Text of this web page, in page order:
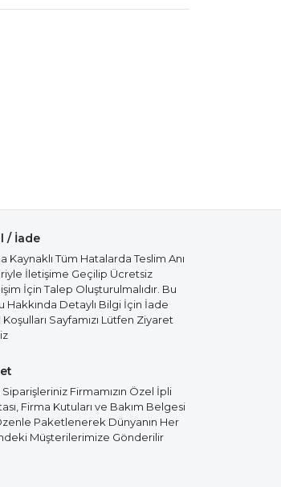
/ İade
Kaynaklı Tüm Hatalarda Teslim Anı
İletişime Geçilip Ücretsiz
İçin Talep Oluşturulmalıdır. Bu
Hakkında Detaylı Bilgi İçin İade
Sayfamızı Lütfen Ziyaret
Siparişleriniz Firmamızın Özel İpli
Firma Kutuları ve Bakım Belgesi
Paketlenerek Dünyanın Her
Müşterilerimize Gönderilir